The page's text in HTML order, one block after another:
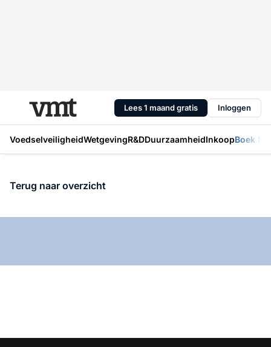
Lees 1 maand gratis Inloggen
VoedselveiligheidWetgevingR&DDuurzaamheidInkoopBoek
Terug naar overzicht